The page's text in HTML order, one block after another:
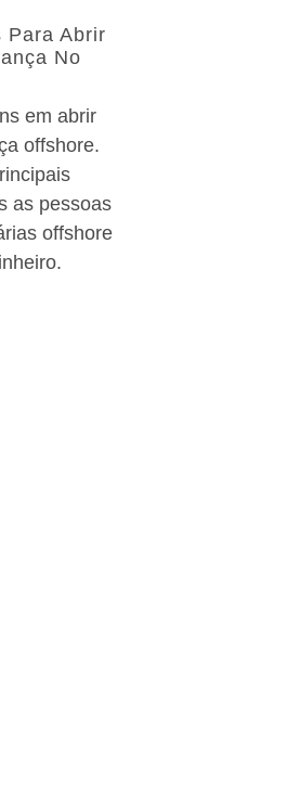
Para Abrir
No
em abrir
offshore.
as pessoas
offshore